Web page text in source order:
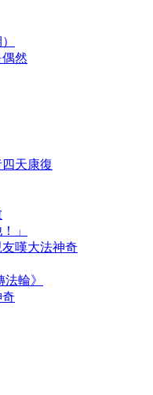
然
天康復
」
嘆大法神奇
輪》
奇